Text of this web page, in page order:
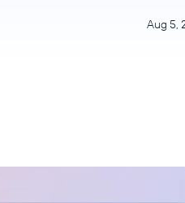
Aug 5,